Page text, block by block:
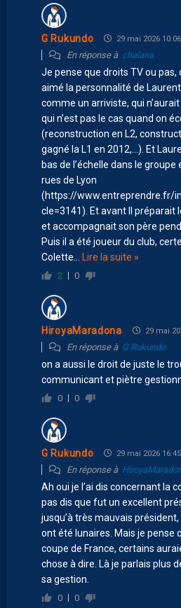
G Rukundo 29 mai 2026 10:06
En réponse à chalana
Je pense que droits TV ou pas,
aimé la personnalité de
comme un arriviste, qui n’aurait
qui n’est pas le cas quand on
(reconstruction en L2,
gagné la L1 en 2012,…). Et
bas de l’échelle dans le groupe
rues de Lyon
(https://www.entreprendre.fr/
cle=3141). Et avant Il préparait
et accompagnait son père
Puis il a été joueur du club,
Colette
Lire la suite »
2 0
HiroyaMaradona 29 mai
En réponse à G Rukundo
on a aussi le droit de juste le
communicant et piètre
0 0
G Rukundo 29 mai 2026 16:45
En réponse à
Ah oui je l’ai dis concernant la
pas dis que fut un excellent
jusqu’à très mauvais
ont été lunaires. Mais je pense
coupe de France, certains
chose à dire. Là je parlais plus
sa gestion.
0 0